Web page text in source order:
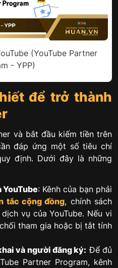
(YouTube Partner
- YPP)
để trở thành
và bắt đầu kiếm tiền trên
đáp ứng một số tiêu chí
định. Dưới đây là những
: Kênh của bạn phải
tắc cộng đồng, chính sách
vụ của YouTube. Nếu vi
tham gia hoặc bị tắt tính
và người đăng ký: Để đủ
Partner Program, kênh